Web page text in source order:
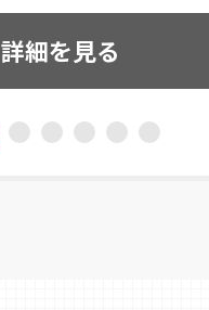
詳細を見る